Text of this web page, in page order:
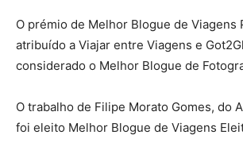
O prémio de Melhor Blogue de Viagens
atribuído a Viajar entre Viagens e
considerado o Melhor Blogue de
O trabalho de Filipe Morato Gomes, do
foi eleito Melhor Blogue de Viagens